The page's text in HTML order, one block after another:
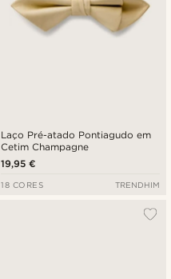
Laço Pré-atado Pontiagudo em
Cetim Champagne
19,95 €
18 CORES TRENDHIM